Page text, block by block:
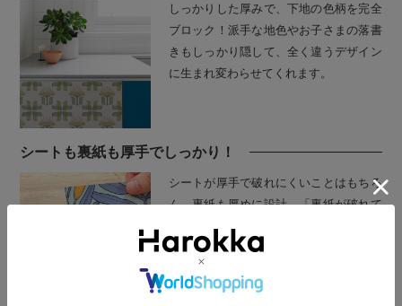
しっかりした厚みで、下地の色柄を完全
ブロック！派手な地色やお子さまの落書
きもしっかり隠して、全く違うデザイン
に生まれ変わらせてくれます。
シートも裏紙も厚手でしっかり！
シートが厚手で破れにくいことはもちろ
ん、裏紙も厚めに設計。「裏紙が破れて
作業が進められます。